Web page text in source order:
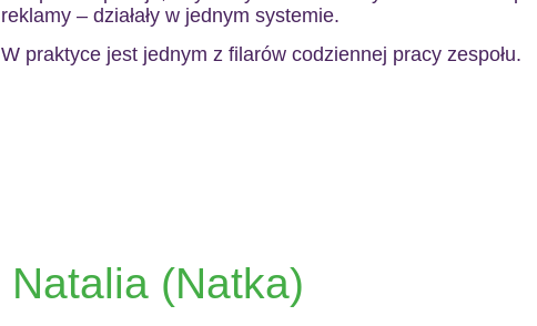
reklamy – działały w jednym systemie.
W praktyce jest jednym z filarów codziennej pracy zespołu.
Natalia (Natka)